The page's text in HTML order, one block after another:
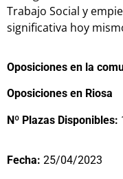
Trabajo Social y
significativa hoy
Oposiciones en la
Oposiciones en Riosa
Nº Plazas Disponibles:
Fecha: 25/04/2023